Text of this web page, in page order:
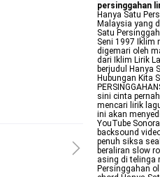
persinggahan
Hanya Satu
Malaysia yang
Satu
Seni 1997 Iklim
digemari oleh
dari Iklim Lirik
berjudul Hanya
Hubungan Kita
sini cinta
mencari lirik
ini akan
YouTube
backsound
penuh siksa
beraliran slow
asing di telinga
Persinggahan